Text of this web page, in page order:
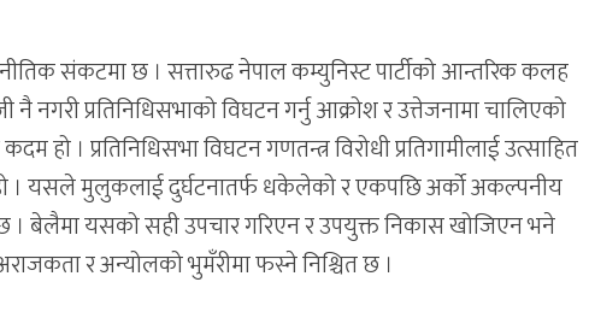
संकटमा छ । सत्तारुढ नेपाल कम्युनिस्ट पार्टीको आन्तरिक कलह
नगरी प्रतिनिधिसभाको विघटन गर्नु आक्रोश र उत्तेजनामा चालिएको
हो । प्रतिनिधिसभा विघटन गणतन्त्र विरोधी प्रतिगामीलाई उत्साहित
। यसले मुलुकलाई दुर्घटनातर्फ धकेलेको र एकपछि अर्को अकल्पनीय
। बेलैमा यसको सही उपचार गरिएन र उपयुक्त निकास खोजिएन भने
र अन्योलको भुमँरीमा फस्ने निश्चित छ ।